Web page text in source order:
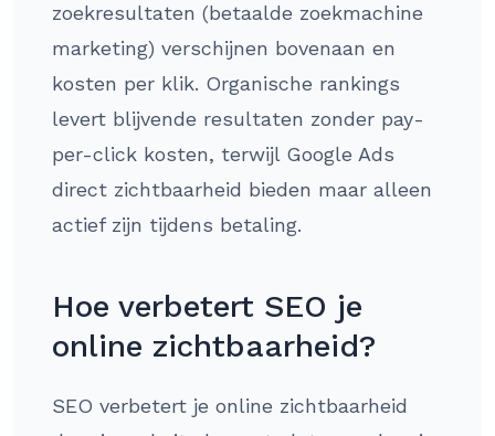
zoekresultaten (betaalde zoekmachine
marketing) verschijnen bovenaan en
kosten per klik. Organische rankings
levert blijvende resultaten zonder pay-
per-click kosten, terwijl Google Ads
direct zichtbaarheid bieden maar alleen
actief zijn tijdens betaling.
Hoe verbetert SEO je
online zichtbaarheid?
SEO verbetert je online zichtbaarheid